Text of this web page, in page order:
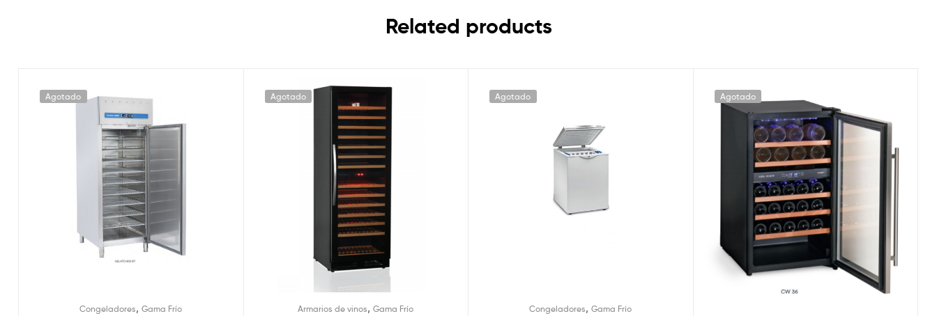
Related products
Agotado
Congeladores,Gama Frío
Agotado
Armarios de vinos,Gama Frío
Agotado
Congeladores,Gama Frío
Agotado